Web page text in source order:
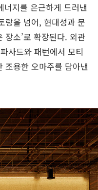
지를 은근하게 드러낸
랑을 넘어, 현대성과 문
장소’로 확장된다. 외관
사드와 패턴에서 모티
조용한 오마주를 담아낸